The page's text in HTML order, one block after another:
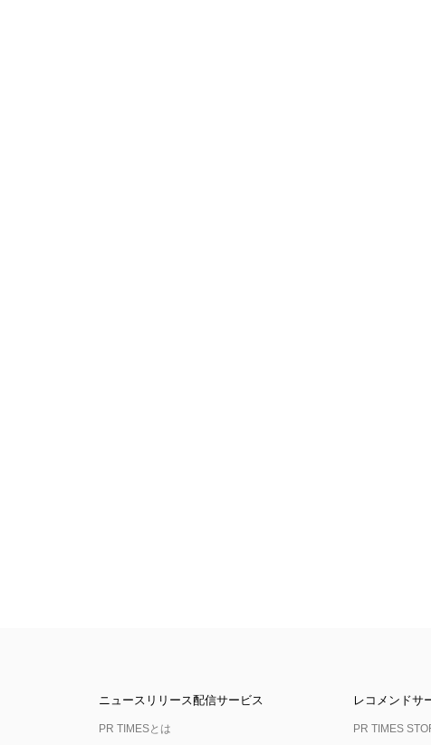
ニュースリリース配信サービス
PR TIMESとは
レコメンドサ
PR TIMES